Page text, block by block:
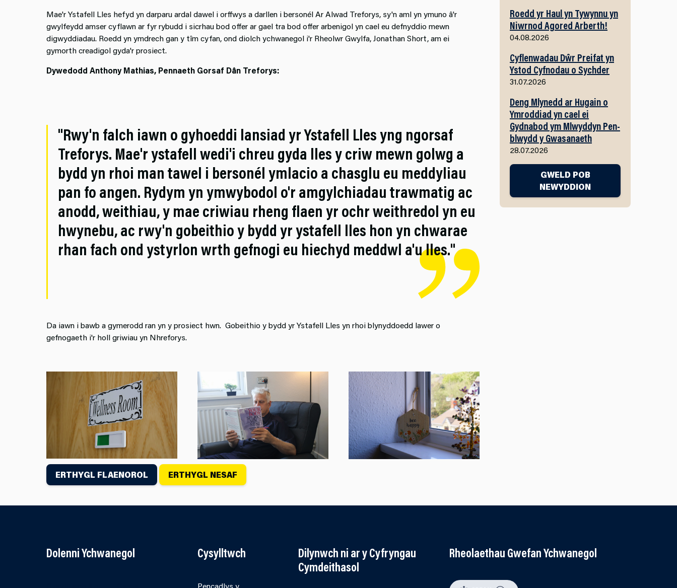
Mae'r Ystafell Lles hefyd yn darparu ardal dawel i orffwys a darllen i bersonél Ar Alwad Treforys, sy'n aml yn ymuno â'r
gwylfeydd amser cyflawn ar fyr rybudd i sicrhau bod offer ar gael tra bod offer arbenigol yn cael eu defnyddio mewn
digwyddiadau. Roedd yn ymdrech gan y tîm cyfan, ond diolch ychwanegol i'r Rheolwr Gwylfa, Jonathan Short, am ei
gymorth creadigol gyda'r prosiect.
Dywedodd Anthony Mathias, Pennaeth Gorsaf Dân Treforys:
"Rwy'n falch iawn o gyhoeddi lansiad yr Ystafell Lles yng ngorsaf
Treforys. Mae'r ystafell wedi'i chreu gyda lles y criw mewn golwg a
bydd yn rhoi man tawel i bersonél ymlacio a chasglu eu meddyliau
pan fo angen. Rydym yn ymwybodol o'r amgylchiadau trawmatig ac
anodd, weithiau, y mae criwiau rheng flaen yr ochr weithredol yn eu
hwynebu, ac rwy'n gobeithio y bydd yr ystafell lles hon yn chwarae
rhan fach ond ystyrlon wrth gefnogi eu hiechyd meddwl a'u lles."
Da iawn i bawb a gymerodd ran yn y prosiect hwn. Gobeithio y bydd yr Ystafell Lles yn rhoi blynyddoedd lawer o
gefnogaeth i'r holl griwiau yn Nhreforys.
ERTHYGL FLAENOROL ERTHYGL NESAF
Roedd yr Haul yn Tywynnu yn
Niwrnod Agored Arberth!
04.08.2026
Cyflenwadau Dŵr Preifat yn
Ystod Cyfnodau o Sychder
31.07.2026
Deng Mlynedd ar Hugain o
Ymroddiad yn cael ei
Gydnabod ym Mlwyddyn Pen-
blwydd y Gwasanaeth
28.07.2026
GWELD POB
NEWYDDION
Dolenni Ychwanegol Cysylltwch
Pencadlys y
Dilynwch ni ar y Cyfryngau
Cymdeithasol
Rheolaethau Gwefan Ychwanegol